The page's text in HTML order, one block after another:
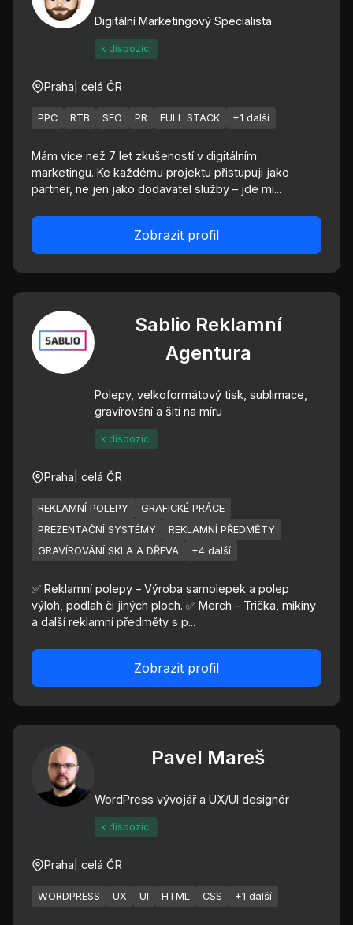
Digitální Marketingový Specialista
k dispozici
Praha | celá ČR
PPC RTB SEO PR FULL STACK +1 další
Mám více než 7 let zkušeností v digitálním
marketingu. Ke každému projektu přistupuji jako
partner, ne jen jako dodavatel služby – jde mi...
Zobrazit profil
Sablio Reklamní
Agentura
Polepy, velkoformátový tisk, sublimace,
gravírování a šití na míru
k dispozici
Praha | celá ČR
REKLAMNÍ POLEPY
GRAFICKÉ PRÁCE
PREZENTAČNÍ SYSTÉMY
REKLAMNÍ PŘEDMĚTY
GRAVÍROVÁNÍ SKLA A DŘEVA
+4 další
✅ Reklamní polepy – Výroba samolepek a polep
výloh, podlah či jiných ploch. ✅ Merch – Trička, mikiny
a další reklamní předměty s p...
Zobrazit profil
Pavel Mareš
WordPress vývojář a UX/UI designér
k dispozici
Praha | celá ČR
WORDPRESS UX UI HTML CSS +1 další